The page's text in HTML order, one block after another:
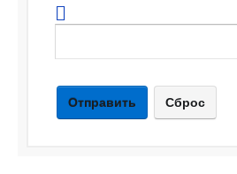
Отправить Сброс